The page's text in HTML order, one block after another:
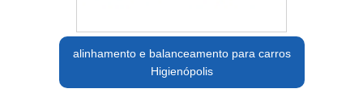
alinhamento e balanceamento para carros
Higienópolis